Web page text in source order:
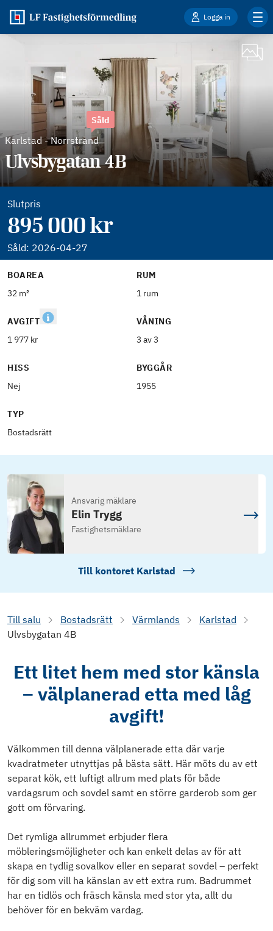
Logga in
Karlstad-Norrstrand
Såld
Ulvsbygatan 4B
Slutpris
895 000 kr
Såld: 2026-04-27
BOAREA
32 m²
RUM
1 rum
AVGIFT
1 977 kr
VÅNING
3 av 3
HISS
Nej
BYGGÅR
1955
TYP
Bostadsrätt
Ansvarig mäklare
Elin Trygg
Fastighetsmäklare
Till kontoret Karlstad
Till salu Bostadsrätt Värmlands
Karlstad
Ulvsbygatan 4B
Ett litet hem med stor känsla
– välplanerad etta med låg
avgift!
Välkommen till denna välplanerade etta där varje
kvadratmeter utnyttjas på bästa sätt. Här möts du av ett
separat kök, ett luftigt allrum med plats för både
vardagsrum och sovdel samt en större garderob som ger
gott om förvaring.
Det rymliga allrummet erbjuder flera
möbleringsmöjligheter och kan enkelt delas av för att
skapa en tydlig sovalkov eller en separat sovdel – perfekt
för dig som vill ha känslan av ett extra rum. Badrummet
har en tidlös och fräsch känsla med stor yta, allt du
behöver för en bekväm vardag.